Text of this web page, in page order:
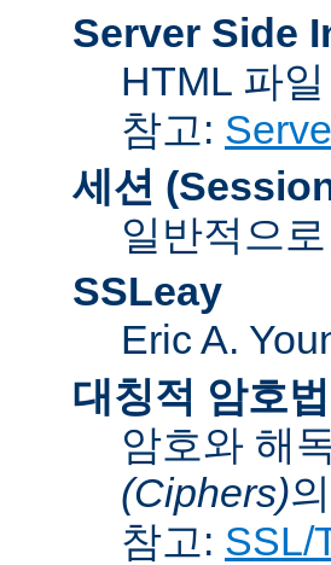
Server Side
HTML 파
참고:
세션
일반적으
SSLeay
Eric A.
대칭적 암호
암호와 해
(Ciphers)
참고: SSL/